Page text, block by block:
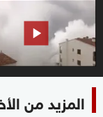
المزيد من